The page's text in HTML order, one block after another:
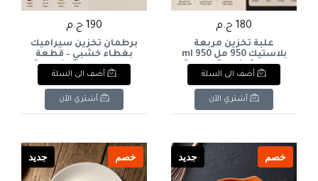
180 ج.م
علبة تخزين مربعة
بلاستيك 950 مل 950 ml
Square Plastic Storage
Container
أضف الى السلة
أشتري الآن
190 ج.م
برطمان تخزين سيراميك
بغطاء خشبي – قطعة
واحدة Ceramic Storage
Jar with Wooden Lid –
Single Piece
أضف الى السلة
أشتري الآن
خصم جديد خصم جديد